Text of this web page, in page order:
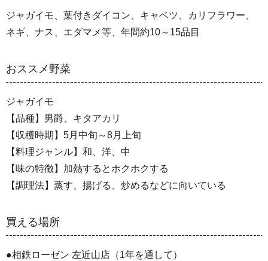
ジャガイモ、葉付きダイコン、キャベツ、カリフラワー、
ネギ、ナス、エダマメ等、年間約10～15品目
おススメ野菜
ジャガイモ
【品種】男爵、キタアカリ
【収穫時期】5月中旬～8月上旬
【料理ジャンル】和、洋、中
【味の特徴】加熱するとホクホクする
【調理法】蒸す、揚げる、炒めるなどに向いている
買える場所
●相鉄ローゼン 左近山店（1年を通して）